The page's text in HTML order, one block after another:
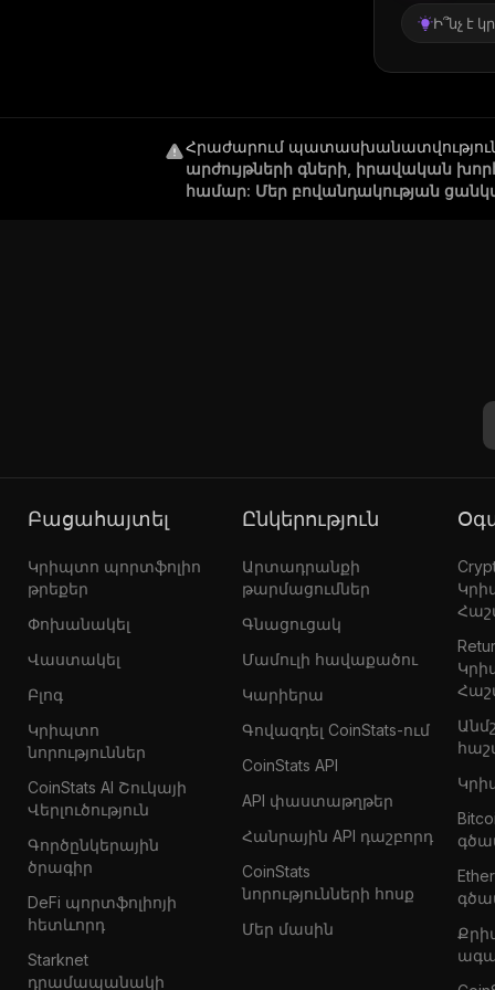
Ի՞նչ է
Հրաժարում
արժույթների գների, իրավական
համար: Մեր բովանդակության
Բացահայտել
Կրիպտո պորտֆոլիո
թրեքեր
Փոխանակել
Վաստակել
Բլոգ
Կրիպտո
նորություններ
CoinStats AI Շուկայի
Վերլուծություն
Գործընկերային
ծրագիր
DeFi պորտֆոլիոյի
հետևորդ
Starknet
դրամապանակի
Ընկերություն
Արտադրանքի
թարմացումներ
Գնացուցակ
Մամուլի հավաքածու
Կարիերա
Գովազդել CoinStats-ում
CoinStats API
API փաստաթղթեր
Հանրային API դաշբորդ
CoinStats
նորությունների հոսք
Մեր մասին